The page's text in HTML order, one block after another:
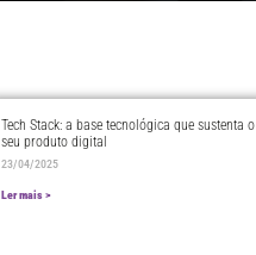
Tech Stack: a base tecnológica que sustenta o
seu produto digital
23/04/2025
Ler mais >